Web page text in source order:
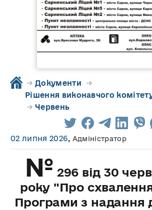
→ Документи →
Рішення виконавчого
→ Червень
02 липня 2026, Адміністратор
№ 296 від 30
року "Про
Програми з надання